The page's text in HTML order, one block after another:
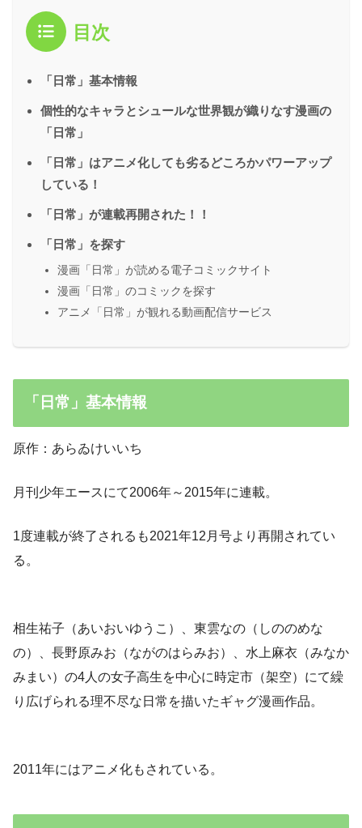
目次
「日常」基本情報
個性的なキャラとシュールな世界観が織りなす漫画の
「日常」
「日常」はアニメ化しても劣るどころかパワーアップ
している！
「日常」が連載再開された！！
「日常」を探す
漫画「日常」が読める電子コミックサイト
漫画「日常」のコミックを探す
アニメ「日常」が観れる動画配信サービス
「日常」基本情報
原作：あらゐけいいち
月刊少年エースにて2006年～2015年に連載。
1度連載が終了されるも2021年12月号より再開されてい
る。
相生祐子（あいおいゆうこ）、東雲なの（しののめな
の）、長野原みお（ながのはらみお）、水上麻衣（みなか
みまい）の4人の女子高生を中心に時定市（架空）にて繰
り広げられる理不尽な日常を描いたギャグ漫画作品。
2011年にはアニメ化もされている。